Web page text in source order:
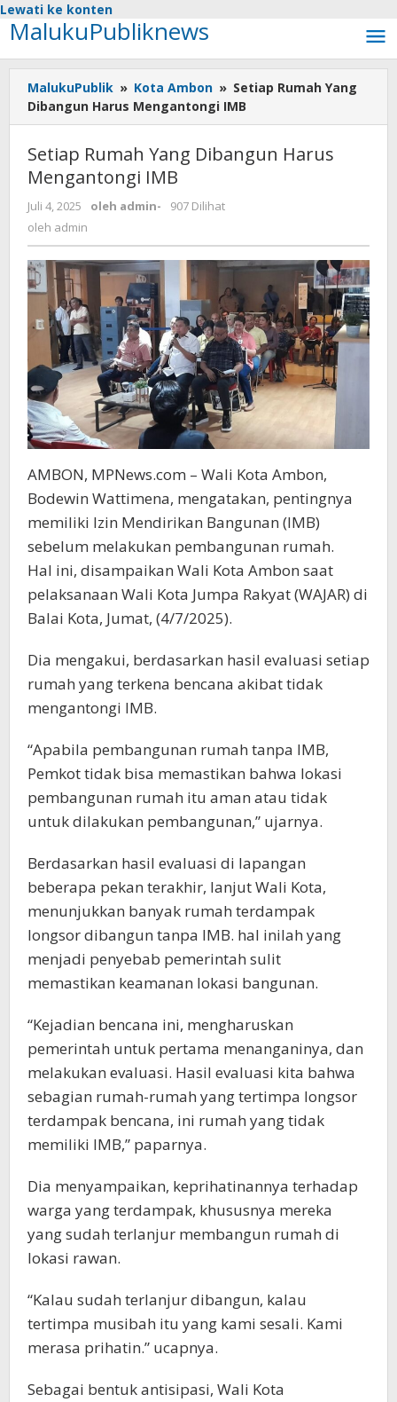
Lewati ke konten
MalukuPubliknews
MalukuPublik » Kota Ambon » Setiap Rumah Yang
Dibangun Harus Mengantongi IMB
Setiap Rumah Yang Dibangun Harus
Mengantongi IMB
Juli 4, 2025 oleh admin-
907 Dilihat
oleh admin
AMBON, MPNews.com – Wali Kota Ambon,
Bodewin Wattimena, mengatakan, pentingnya
memiliki Izin Mendirikan Bangunan (IMB)
sebelum melakukan pembangunan rumah.
Hal ini, disampaikan Wali Kota Ambon saat
pelaksanaan Wali Kota Jumpa Rakyat (WAJAR) di
Balai Kota, Jumat, (4/7/2025).
Dia mengakui, berdasarkan hasil evaluasi setiap
rumah yang terkena bencana akibat tidak
mengantongi IMB.
“Apabila pembangunan rumah tanpa IMB,
Pemkot tidak bisa memastikan bahwa lokasi
pembangunan rumah itu aman atau tidak
untuk dilakukan pembangunan,” ujarnya.
Berdasarkan hasil evaluasi di lapangan
beberapa pekan terakhir, lanjut Wali Kota,
menunjukkan banyak rumah terdampak
longsor dibangun tanpa IMB. hal inilah yang
menjadi penyebab pemerintah sulit
memastikan keamanan lokasi bangunan.
“Kejadian bencana ini, mengharuskan
pemerintah untuk pertama menanganinya, dan
melakukan evaluasi. Hasil evaluasi kita bahwa
sebagian rumah-rumah yang tertimpa longsor
terdampak bencana, ini rumah yang tidak
memiliki IMB,” paparnya.
Dia menyampaikan, keprihatinannya terhadap
warga yang terdampak, khususnya mereka
yang sudah terlanjur membangun rumah di
lokasi rawan.
“Kalau sudah terlanjur dibangun, kalau
tertimpa musibah itu yang kami sesali. Kami
merasa prihatin.” ucapnya.
Sebagai bentuk antisipasi, Wali Kota